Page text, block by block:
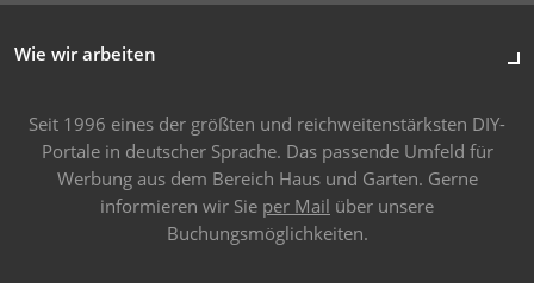
Wie wir arbeiten
Seit 1996 eines der größten und reichweitenstärksten DIY-
Portale in deutscher Sprache. Das passende Umfeld für
Werbung aus dem Bereich Haus und Garten. Gerne
informieren wir Sie per Mail über unsere
Buchungsmöglichkeiten.